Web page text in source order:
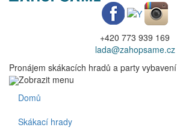
+420 773 939 169
lada@zahopsame.cz
Pronájem skákacích hradů a party vybavení
Zobrazit menu
Domů
Skákací hrady